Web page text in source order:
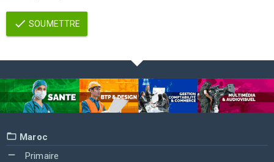
SOUMETTRE
Maroc
Primaire